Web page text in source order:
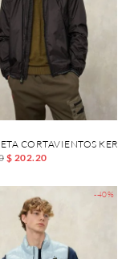
CORTAVIENTOS
$ 202.20
-40%